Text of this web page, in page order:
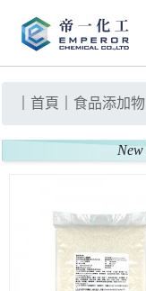
首頁 食品添加物
New